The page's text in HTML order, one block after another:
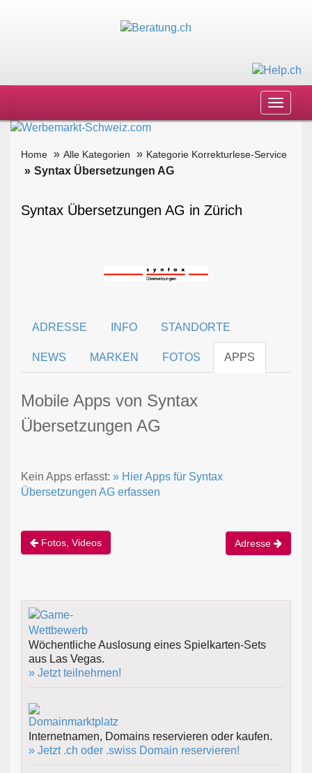
Toggle
Home Alle Kategorien Kategorie Korrekturlese-Service
Syntax Übersetzungen AG
Syntax Übersetzungen AG in Zürich
ADRESSE INFO STANDORTE
NEWS MARKEN FOTOS APPS
Mobile Apps von Syntax
Übersetzungen AG
Kein Apps erfasst: » Hier Apps für Syntax
Übersetzungen AG erfassen
Fotos, Videos Adresse
Wöchentliche Auslosung eines Spielkarten-Sets
aus Las Vegas.
» Jetzt teilnehmen!
Internetnamen, Domains reservieren oder kaufen.
» Jetzt .ch oder .swiss Domain reservieren!